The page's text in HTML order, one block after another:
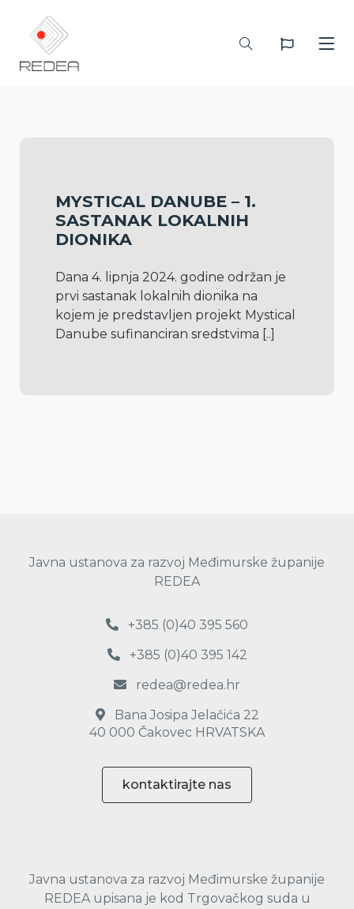
MYSTICAL DANUBE – 1.
SASTANAK LOKALNIH
DIONIKA
Dana 4. lipnja 2024. godine održan je
prvi sastanak lokalnih dionika na
kojem je predstavljen projekt Mystical
Danube sufinanciran sredstvima [..]
Javna ustanova za razvoj Međimurske županije
REDEA
+385 (0)40 395 560
+385 (0)40 395 142
redea@redea.hr
Bana Josipa Jelačića 22
40 000 Čakovec HRVATSKA
kontaktirajte nas
Javna ustanova za razvoj Međimurske županije
REDEA upisana je kod Trgovačkog suda u